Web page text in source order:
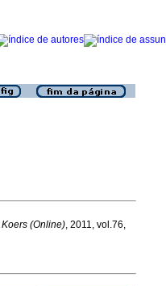
Koers (Online), 2011, vol.76,